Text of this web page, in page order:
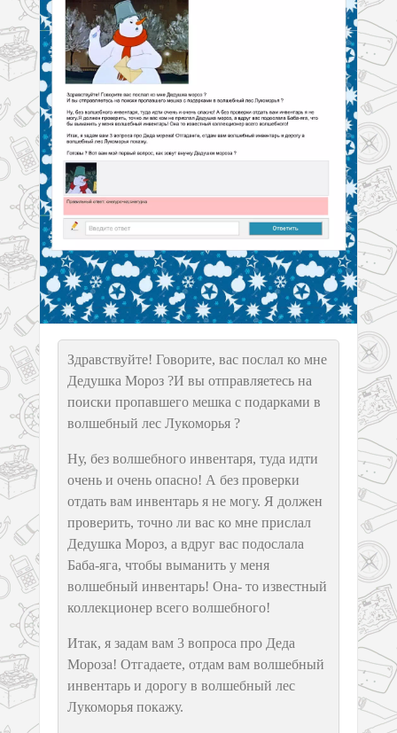
Здравствуйте! Говорите, вас послал ко мне
Дедушка Мороз ?И вы отправляетесь на
поиски пропавшего мешка с подарками в
волшебный лес Лукоморья ?
Ну, без волшебного инвентаря, туда идти
очень и очень опасно! А без проверки
отдать вам инвентарь я не могу. Я должен
проверить, точно ли вас ко мне прислал
Дедушка Мороз, а вдруг вас подослала
Баба-яга, чтобы выманить у меня
волшебный инвентарь! Она- то известный
коллекционер всего волшебного!
Итак, я задам вам 3 вопроса про Деда
Мороза! Отгадаете, отдам вам волшебный
инвентарь и дорогу в волшебный лес
Лукоморья покажу.